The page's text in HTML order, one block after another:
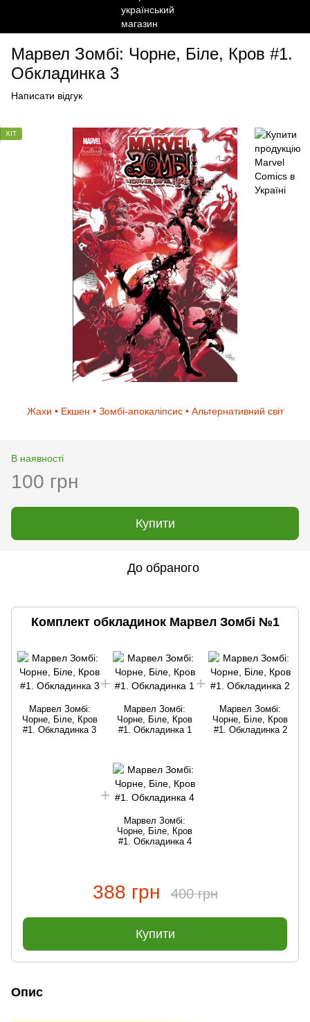
Марвел Зомбі: Чорне, Біле, Кров #1.
Обкладинка 3
Написати відгук
ХІТ
Жахи • Екшен • Зомбі-апокаліпсис • Альтернативний світ
В наявності
100 грн
Купити
До обраного
Комплект обкладинок Марвел Зомбі №1
Марвел Зомбі:
Чорне, Біле, Кров
#1. Обкладинка 3
Марвел Зомбі:
Чорне, Біле, Кров
#1. Обкладинка 1
Марвел Зомбі:
Чорне, Біле, Кров
#1. Обкладинка 2
Марвел Зомбі:
Чорне, Біле, Кров
#1. Обкладинка 4
388 грн 400 грн
Купити
Опис